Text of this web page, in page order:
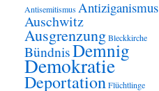
Antisemitismus Antiziganismus
Auschwitz
AusgrenzungBleckkirche
BündnisDemnig
Demokratie
DeportationFlüchtlinge